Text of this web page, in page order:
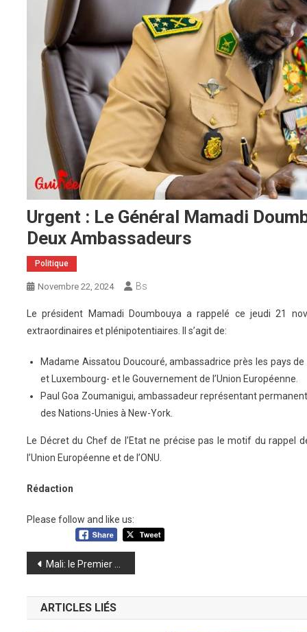
Urgent : Le Général Mamadi
Deux Ambassadeurs
Politique
Novembre 22, 2024 Bs
Le président Mamadi Doumbouya a rappelé ce jeudi 21
extraordinaires et plénipotentiaires. Il s’agit de:
Madame Aissatou Doucouré, ambassadrice près les pays de
et Luxembourg- et le Gouvernement de l’Union Européenne.
Paul Goa Zoumanigui, ambassadeur représentant
des Nations-Unies à New-York.
Le Décret du Chef de l’Etat ne précise pas le motif du rappel
l’Union Européenne et de l’ONU.
Rédaction
Please follow and like us:
Navigation
de
l’article
Mali: le Premier ministre Choguel Maïga et son gouvernement limogés par Gl Goita
ARTICLES LIÉS